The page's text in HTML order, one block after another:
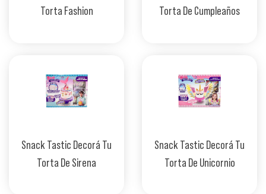
Torta Fashion
Torta De Cumpleaños
Snack Tastic Decorá Tu
Torta De Sirena
Snack Tastic Decorá Tu
Torta De Unicornio